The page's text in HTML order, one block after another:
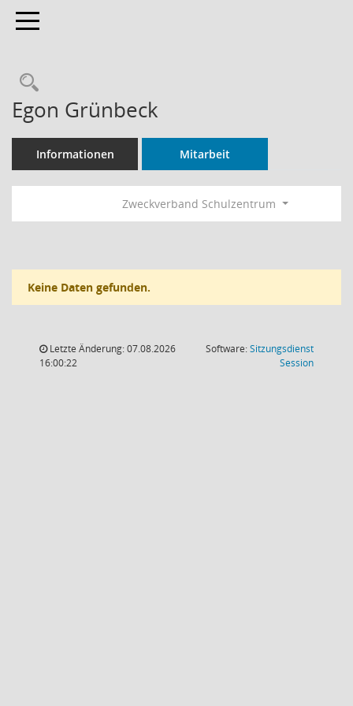
Toggle navigation
Rechercheauswahl
Egon Grünbeck
Informationen Mitarbeit
Zweckverband Schulzentrum
Keine Daten gefunden.
Letzte Änderung: 07.08.2026
16:00:22
Software:Sitzungsdienst
Session(Wird in